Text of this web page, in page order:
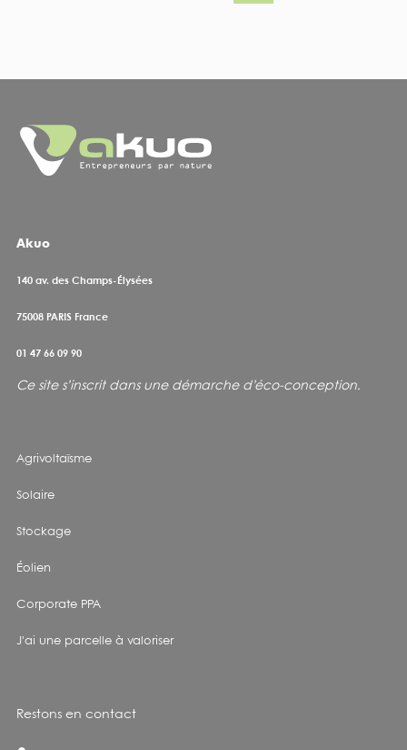
Votre nom
Votre email
Votre téléphone
Votre code postal
Votre pays
Akuo
140 av. des Champs-Élysées
75008 PARIS France
01 47 66 09 90
Ce site s’inscrit dans une démarche d’éco-conception.
Agrivoltaïsme
Solaire
Stockage
Éolien
Corporate PPA
J'ai une parcelle à valoriser
Restons en contact